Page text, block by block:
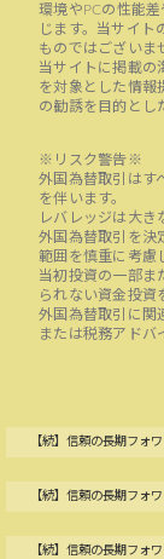
環境やPCの性能
じます。当サイ
ものではございま
当サイトに掲載の
を対象とした情報
の勧誘を目的とし
※リスク警告※
外国為替取引はす
を伴います。
レバレッジは大き
外国為替取引を決
範囲を慎重に考慮
当初投資の一部ま
られない資金投資
外国為替取引に関
または税務アドバ
【続】信頼の長期フォ
【続】信頼の長期フォ
【続】信頼の長期フォ